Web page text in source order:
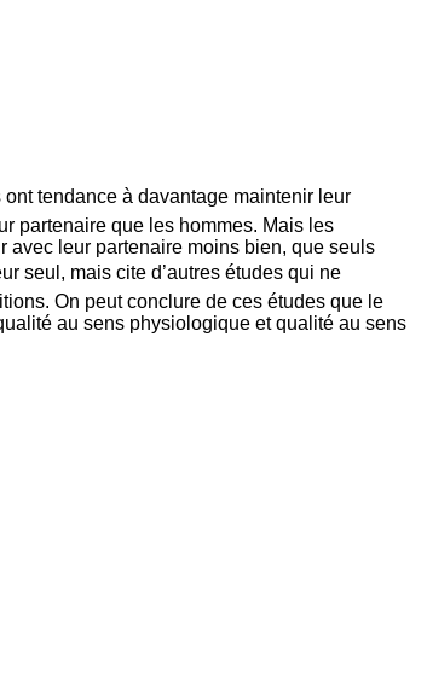
ont tendance à davantage maintenir leur
partenaire que les hommes. Mais les
avec leur partenaire moins bien, que seuls
seul, mais cite d’autres études qui ne
On peut conclure de ces études que le
au sens physiologique et qualité au sens